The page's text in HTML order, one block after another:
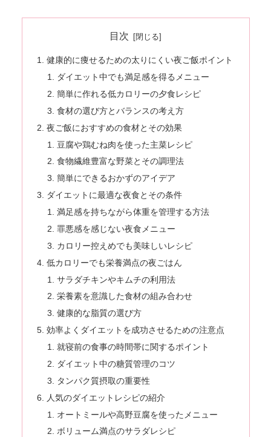
目次
健康的に痩せるための太りにくい夜ご飯ポイント
ダイエット中でも満足感を得るメニュー
簡単に作れる低カロリーの夕食レシピ
食材の選び方とバランスの考え方
夜ご飯におすすめの食材とその効果
豆腐や鶏むね肉を使った主菜レシピ
食物繊維豊富な野菜とその調理法
簡単にできるおかずのアイデア
ダイエットに最適な夜食とその条件
満足感を持ちながら体重を管理する方法
罪悪感を感じない夜食メニュー
カロリー控えめでも美味しいレシピ
低カロリーでも栄養満点の夜ごはん
サラダチキンやキムチの利用法
栄養素を意識した食材の組み合わせ
健康的な脂質の選び方
効率よくダイエットを成功させるための注意点
就寝前の食事の時間帯に関するポイント
ダイエット中の糖質管理のコツ
タンパク質摂取の重要性
人気のダイエットレシピの紹介
オートミールや高野豆腐を使ったメニュー
ボリューム満点のサラダレシピ